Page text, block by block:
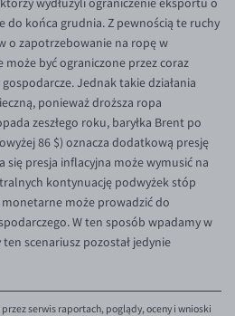
wydłużyli ograniczenie eksportu o
do końca grudnia. Z pewnością te ruchy
o zapotrzebowanie na ropę w
może być ograniczone przez coraz
Jednak takie działania
ponieważ droższa ropa
zeszłego roku, baryłka Brent po
86 $) oznacza dodatkową presję
się presja inflacyjna może wymusić na
kontynuację podwyżek stóp
może prowadzić do
W ten sposób wpadamy w
scenariusz pozostał jedynie
serwis raportach, poglądy, oceny i wnioski